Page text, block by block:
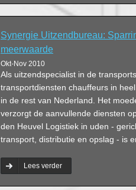
Synergie Uitzendbureau:
meerwaarde
Okt-Nov 2010
Als uitzendspecialist in de
transportdiensten chauffeurs in
in de rest van Nederland. Het
verzorgt de aanvullende diensten
den Heuvel Logistiek in uden -
transport, distributie en opslag - is
Lees verder